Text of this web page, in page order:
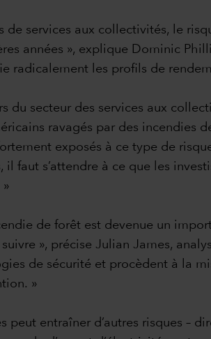
de services aux collectivités, le
années », explique Dominic
radicalement les profils de
du secteur des services aux
ravagés par des incendies
exposés à ce type de
faut s’attendre à ce que les
de forêt est devenue un
», précise Julian James,
de sécurité et procèdent à la
»
peut entraîner d’autres risques –